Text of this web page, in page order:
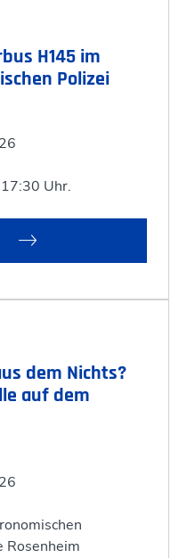
H145 im
Polizei
Uhr.
dem Nichts?
auf dem
Rosenheim